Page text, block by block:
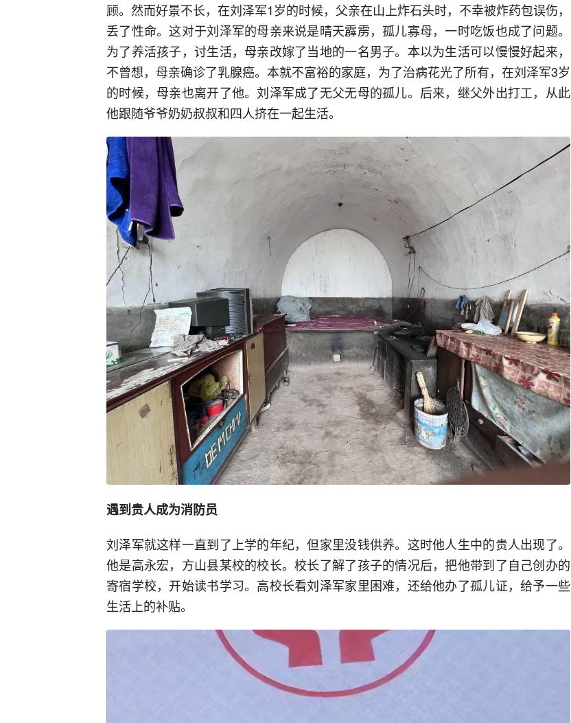
顾。然而好景不长，在刘泽军1岁的时候，父亲在山上炸石头时，不幸被炸药包误伤，
丢了性命。这对于刘泽军的母亲来说是晴天霹雳，孤儿寡母，一时吃饭也成了问题。
为了养活孩子，讨生活，母亲改嫁了当地的一名男子。本以为生活可以慢慢好起来，
不曾想，母亲确诊了乳腺癌。本就不富裕的家庭，为了治病花光了所有，在刘泽军3岁
的时候，母亲也离开了他。刘泽军成了无父无母的孤儿。后来，继父外出打工，从此
他跟随爷爷奶奶叔叔和四人挤在一起生活。
遇到贵人成为消防员
刘泽军就这样一直到了上学的年纪，但家里没钱供养。这时他人生中的贵人出现了。
他是高永宏，方山县某校的校长。校长了解了孩子的情况后，把他带到了自己创办的
寄宿学校，开始读书学习。高校长看刘泽军家里困难，还给他办了孤儿证，给予一些
生活上的补贴。